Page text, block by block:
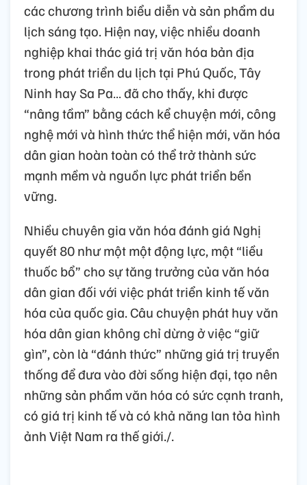
các chương trình biểu diễn và sản phẩm du
lịch sáng tạo. Hiện nay, việc nhiều doanh
nghiệp khai thác giá trị văn hóa bản địa
trong phát triển du lịch tại Phú Quốc, Tây
Ninh hay Sa Pa… đã cho thấy, khi được
“nâng tầm” bằng cách kể chuyện mới, công
nghệ mới và hình thức thể hiện mới, văn hóa
dân gian hoàn toàn có thể trở thành sức
mạnh mềm và nguồn lực phát triển bền
vững.
Nhiều chuyên gia văn hóa đánh giá Nghị
quyết 80 như một một động lực, một “liều
thuốc bổ” cho sự tăng trưởng của văn hóa
dân gian đối với việc phát triển kinh tế văn
hóa của quốc gia. Câu chuyện phát huy văn
hóa dân gian không chỉ dừng ở việc “giữ
gìn”, còn là “đánh thức” những giá trị truyền
thống để đưa vào đời sống hiện đại, tạo nên
những sản phẩm văn hóa có sức cạnh tranh,
có giá trị kinh tế và có khả năng lan tỏa hình
ảnh Việt Nam ra thế giới./.